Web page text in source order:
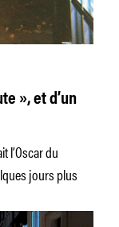
», et d’un
l’Oscar du
jours plus